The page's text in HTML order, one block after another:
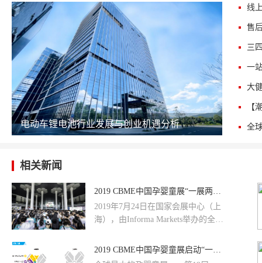
电动车锂电池行业发展与创业机遇分析
相关新闻
2019 CBME中国孕婴童展“一展两馆”盛大开幕
2019年7月24日在国家会展中心（上
海），由Informa Markets举办的全球
孕婴童展盛大开幕。为配合上海国家
2019 CBME中国孕婴童展启动“一个CBME，两大展馆”